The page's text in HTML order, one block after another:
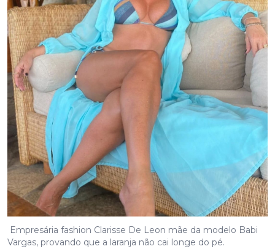
Empresária fashion Clarisse De Leon mãe da modelo Babi
Vargas, provando que a laranja não cai longe do pé.